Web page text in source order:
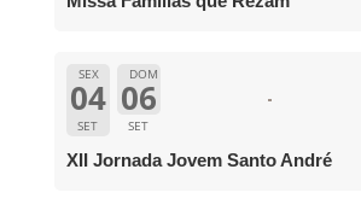
SEX
04
SET
DOM
06
SET
XII Jornada Jovem Santo André